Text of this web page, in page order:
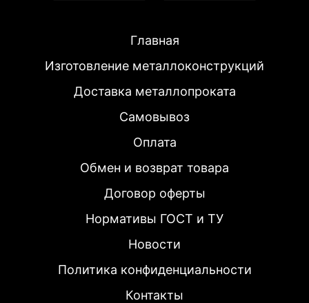
Главная
Изготовление металлоконструкций
Доставка металлопроката
Самовывоз
Оплата
Обмен и возврат товара
Договор оферты
Нормативы ГОСТ и ТУ
Новости
Политика конфиденциальности
Контакты